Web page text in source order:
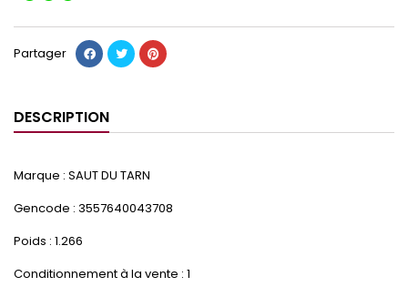
Partager
DESCRIPTION
Marque : SAUT DU TARN
Gencode : 3557640043708
Poids : 1.266
Conditionnement à la vente : 1